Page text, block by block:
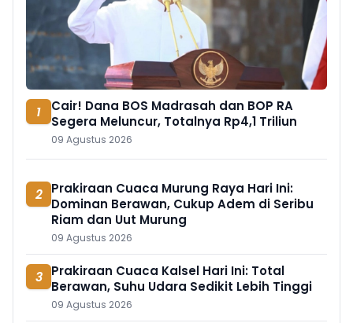
1
Cair! Dana BOS Madrasah dan BOP RA
Segera Meluncur, Totalnya Rp4,1 Triliun
09 Agustus 2026
2 Prakiraan Cuaca Murung Raya Hari Ini:
Dominan Berawan, Cukup Adem di Seribu
Riam dan Uut Murung
09 Agustus 2026
3 Prakiraan Cuaca Kalsel Hari Ini: Total
Berawan, Suhu Udara Sedikit Lebih Tinggi
09 Agustus 2026